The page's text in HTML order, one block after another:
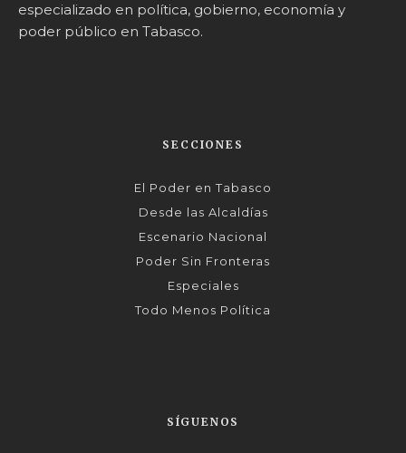
especializado en política, gobierno, economía y
poder público en Tabasco.
SECCIONES
El Poder en Tabasco
Desde las Alcaldías
Escenario Nacional
Poder Sin Fronteras
Especiales
Todo Menos Política
SÍGUENOS